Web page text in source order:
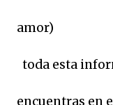
amor)
toda esta
encuentras en